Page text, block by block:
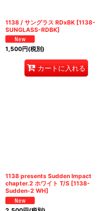
1138 / サングラス RDxBK [1138-
SUNGLASS-RDBK]
1,500円(税別)
カートに入れる
1138 presents Sudden Impact
chapter.2 ホワイト T/S [1138-
Sudden-2 WH]